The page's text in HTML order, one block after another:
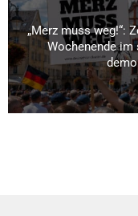
„Merz muss weg!“:
Wochenende im